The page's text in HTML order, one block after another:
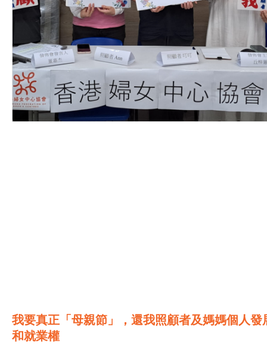
我要真正「母親節」，還我照顧者及媽媽個人發
和就業權